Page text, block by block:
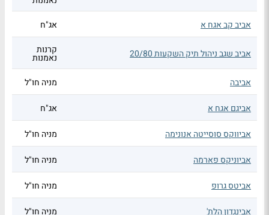
אביב קב אגח א
אג"ח
אביב שגב ניהול תיק השקעות 20/80 קרנות
נאמנות
אביבה
מניה חו"ל
אביגם אגח א אג"ח
אביווקס סוסייטה אנונימה מניה חו"ל
אביוניקס פארמה מניה חו"ל
אביטס גרופ מניה חו"ל
אבינגדון הלת' מניה חו"ל